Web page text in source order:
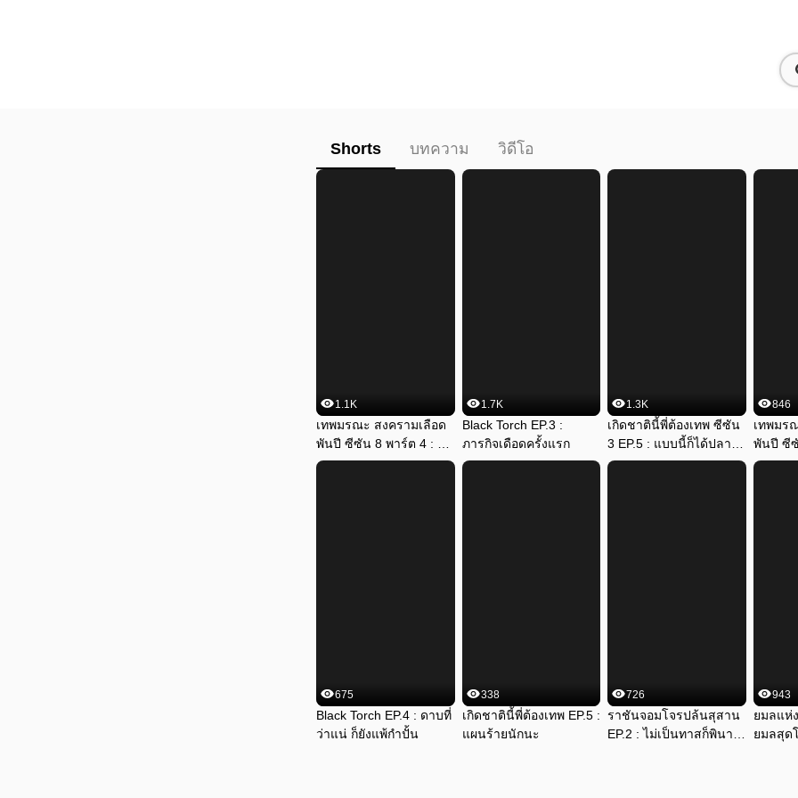
Shorts บทความ วิดีโอ
1.1K
เทพมรณะ สงครามเลือด
พันปี ซีซัน 8 พาร์ต 4 : สุด
ยอดพลังทำลาย
1.7K
Black Torch EP.3 :
ภารกิจเดือดครั้งแรก
1.3K
เกิดชาตินี้พี่ต้องเทพ ซีซัน
3 EP.5 : แบบนี้ก็ได้ปลา
เหมือนกัน
846
เทพมร
พันปี ซี
สมิงสา
675
Black Torch EP.4 : ดาบที่
ว่าแน่ ก็ยังแพ้กำปั้น
338
เกิดชาตินี้พี่ต้องเทพ EP.5 :
แผนร้ายนักนะ
726
ราชันจอมโจรปล้นสุสาน
EP.2 : ไม่เป็นทาสก็พินาศ
943
ยมลแห่
ยมลสุด